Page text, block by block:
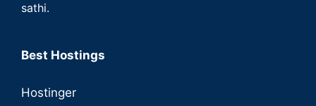
sathi.
Best Hostings
Hostinger